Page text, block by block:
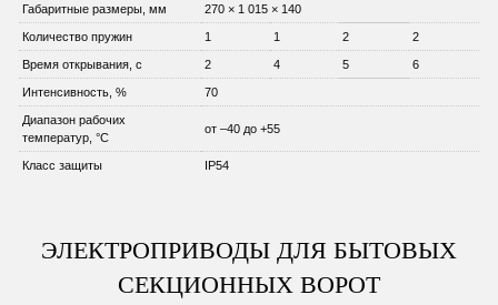
Габаритные размеры, мм 270 × 1 015 × 140
Количество пружин 1 1 2 2
Время открывания, с 2 4 5 6
Интенсивность, % 70
Диапазон рабочих
температур, °C
от –40 до +55
Класс защиты IP54
ЭЛЕКТРОПРИВОДЫ ДЛЯ БЫТОВЫХ
СЕКЦИОННЫХ ВОРОТ